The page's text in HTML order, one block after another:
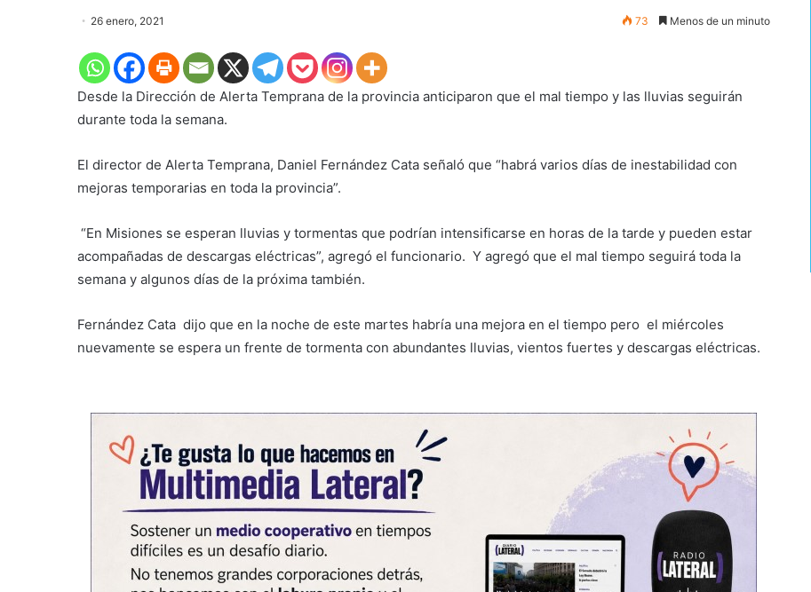
26 enero, 2021 73 Menos de un minuto
Desde la Dirección de Alerta Temprana de la provincia anticiparon que el mal tiempo y las lluvias seguirán
durante toda la semana.
El director de Alerta Temprana, Daniel Fernández Cata señaló que “habrá varios días de inestabilidad con
mejoras temporarias en toda la provincia”.
“En Misiones se esperan lluvias y tormentas que podrían intensificarse en horas de la tarde y pueden estar
acompañadas de descargas eléctricas”, agregó el funcionario. Y agregó que el mal tiempo seguirá toda la
semana y algunos días de la próxima también.
Fernández Cata dijo que en la noche de este martes habría una mejora en el tiempo pero el miércoles
nuevamente se espera un frente de tormenta con abundantes lluvias, vientos fuertes y descargas eléctricas.